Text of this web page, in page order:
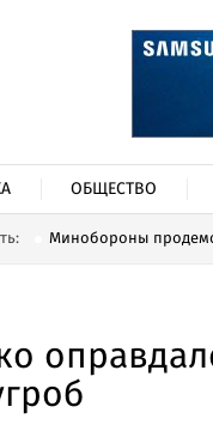
ОБЩЕСТВО
Минобороны